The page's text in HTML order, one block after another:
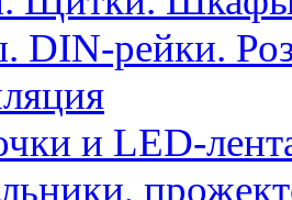
рейки.
и LED-